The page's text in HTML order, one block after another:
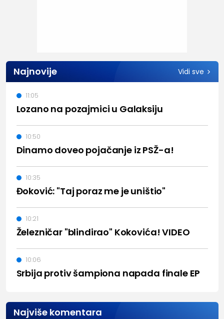
Najnovije Vidi sve
Lozano na pozajmici u Galaksiju
11:05
Dinamo doveo pojačanje iz PSŽ-a!
10:50
Đoković: "Taj poraz me je uništio"
10:35
Železničar "blindirao" Kokovića! VIDEO
10:21
Srbija protiv šampiona napada finale EP
10:06
Najviše komentara